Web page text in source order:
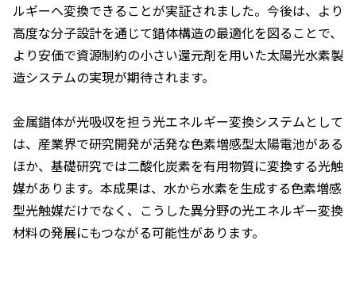
ルギーへ変換できることが実証されました。今後は、より
高度な分子設計を通じて錯体構造の最適化を図ることで、
より安価で資源制約の小さい還元剤を用いた太陽光水素製
造システムの実現が期待されます。
金属錯体が光吸収を担う光エネルギー変換システムとして
は、産業界で研究開発が活発な色素増感型太陽電池がある
ほか、基礎研究では二酸化炭素を有用物質に変換する光触
媒があります。本成果は、水から水素を生成する色素増感
型光触媒だけでなく、こうした異分野の光エネルギー変換
材料の発展にもつながる可能性があります。